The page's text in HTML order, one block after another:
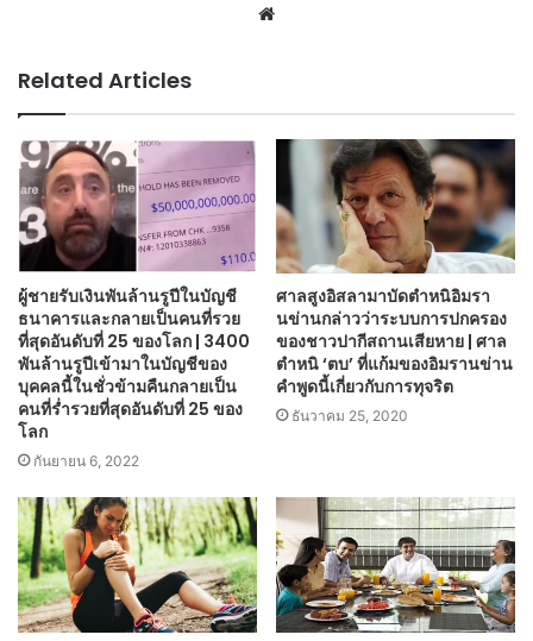
Website
Related Articles
ผู้ชายรับเงินพันล้านรูปีในบัญชี
ธนาคารและกลายเป็นคนที่รวย
ที่สุดอันดับที่ 25 ของโลก | 3400
พันล้านรูปีเข้ามาในบัญชีของ
บุคคลนี้ในชั่วข้ามคืนกลายเป็น
คนที่ร่ำรวยที่สุดอันดับที่ 25 ของ
โลก
กันยายน 6, 2022
ศาลสูงอิสลามาบัดตำหนิอิมรา
นข่านกล่าวว่าระบบการปกครอง
ของชาวปากีสถานเสียหาย | ศาล
ตำหนิ ‘ตบ’ ที่แก้มของอิมรานข่าน
คำพูดนี้เกี่ยวกับการทุจริต
ธันวาคม 25, 2020